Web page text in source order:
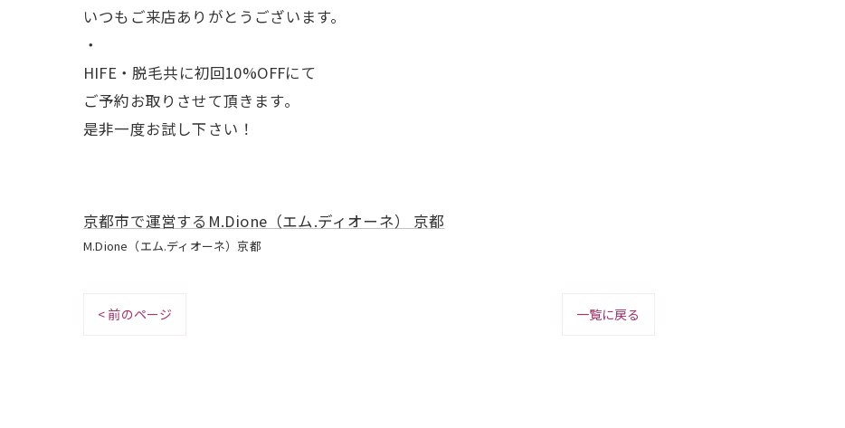
いつもご来店ありがとうございます。
・
HIFE・脱毛共に初回10%OFFにて
ご予約お取りさせて頂きます。
是非一度お試し下さい！
京都市で運営するM.Dione（エム.ディオーネ） 京都
M.Dione（エム.ディオーネ）京都
< 前のページ 一覧に戻る